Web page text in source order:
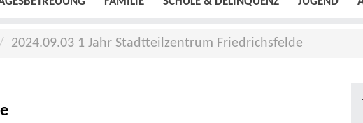
2024.09.03 1 Jahr Stadtteilzentrum Friedrichsfelde